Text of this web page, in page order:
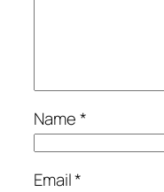
Name*
Email*